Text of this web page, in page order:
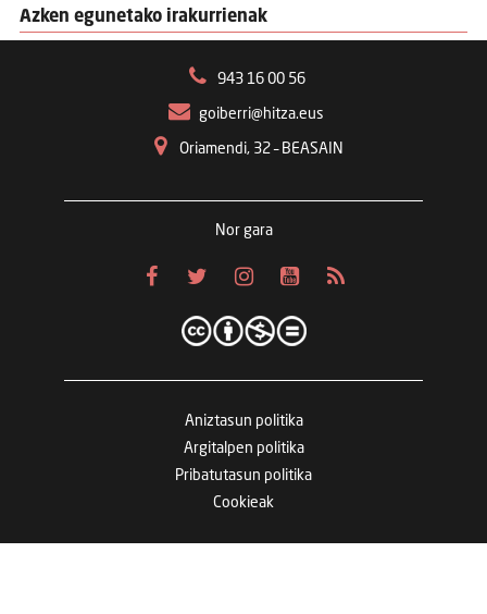
Azken egunetako irakurrienak
943 16 00 56
goiberri@hitza.eus
Oriamendi, 32 – BEASAIN
Nor gara
Aniztasun politika
Argitalpen politika
Pribatutasun politika
Cookieak